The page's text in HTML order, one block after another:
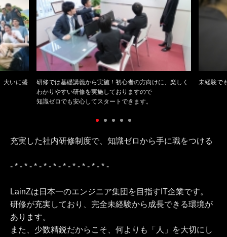
大いに盛
研修では基礎講義から実施！初心者の方向けに、楽しく
わかりやすい研修を実施しておりますので
知識ゼロでも安心してスタートできます。
未経験で
充実した社内研修制度で、知識ゼロから手に職をつける
- * - * - * - * - * - * - * - * - * - * -
LainZは日本一のエンジニア集団を目指すIT企業です。
研修が充実しており、完全未経験から成長できる環境が
あります。
また、少数精鋭だからこそ、何よりも「人」を大切にし